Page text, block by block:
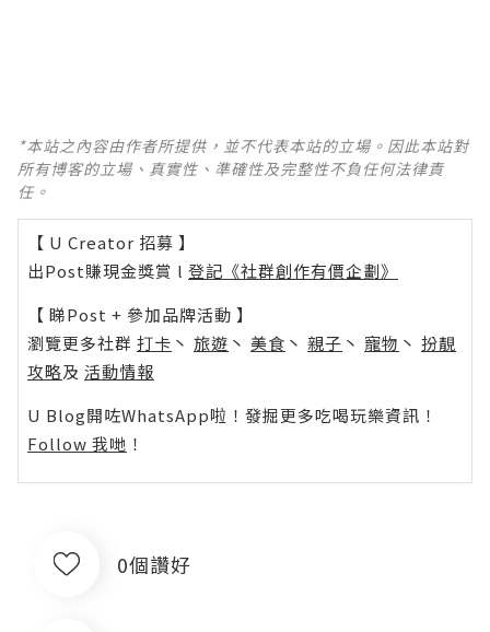
*本站之內容由作者所提供，並不代表本站的立場。因此本站對
所有博客的立場、真實性、準確性及完整性不負任何法律責
任。
【 U Creator 招募 】
出Post賺現金獎賞 l 登記《社群創作有價企劃》
【 睇Post + 參加品牌活動 】
瀏覽更多社群 打卡 丶 旅遊 丶 美食 丶 親子 丶 寵物 丶 扮靚
攻略及 活動情報
U Blog開咗WhatsApp啦！發掘更多吃喝玩樂資訊！
Follow 我哋 ！
0個讚好